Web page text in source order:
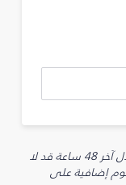
* تم الحصول على جميع الأسعار المعروضة خلال آخر 48 ساعة قد لا
إضافية على